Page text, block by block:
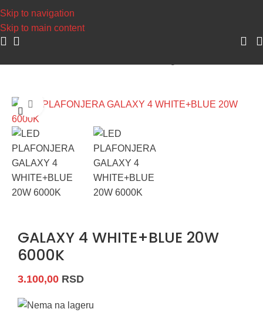
Skip to navigation
Skip to main content
Uvećaj sliku
GALAXY 4 WHITE+BLUE 20W
6000K
3.100,00 RSD